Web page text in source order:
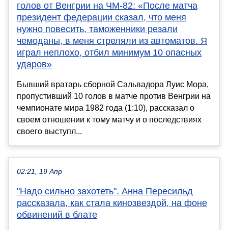
голов от Венгрии на ЧМ-82: «После матча
президент федерации сказал, что меня
нужно повесить, таможенники резали
чемоданы, в меня стреляли из автоматов. Я
играл неплохо, отбил минимум 10 опасных
ударов»
Бывший вратарь сборной Сальвадора Луис Мора,
пропустивший 10 голов в матче против Венгрии на
чемпионате мира 1982 года (1:10), рассказал о
своем отношении к тому матчу и о последствиях
своего выступл...
02:21, 19 Апр
"Надо сильно захотеть". Анна Пересильд
рассказала, как стала кинозвездой, на фоне
обвинений в блате